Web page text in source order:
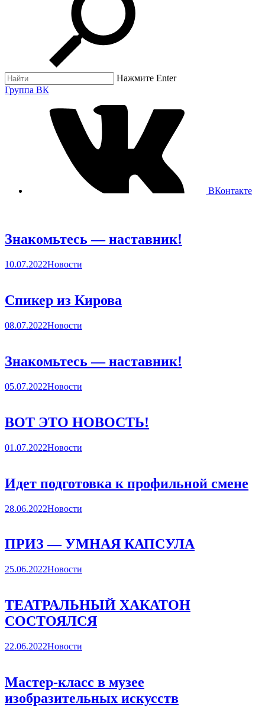
Нажмите Enter
Группа ВК
ВКонтакте
Знакомьтесь — наставник!
10.07.2022Новости
Спикер из Кирова
08.07.2022Новости
Знакомьтесь — наставник!
05.07.2022Новости
ВОТ ЭТО НОВОСТЬ!
01.07.2022Новости
Идет подготовка к профильной смене
28.06.2022Новости
ПРИЗ — УМНАЯ КАПСУЛА
25.06.2022Новости
ТЕАТРАЛЬНЫЙ ХАКАТОН
СОСТОЯЛСЯ
22.06.2022Новости
Мастер-класс в музее
изобразительных искусств